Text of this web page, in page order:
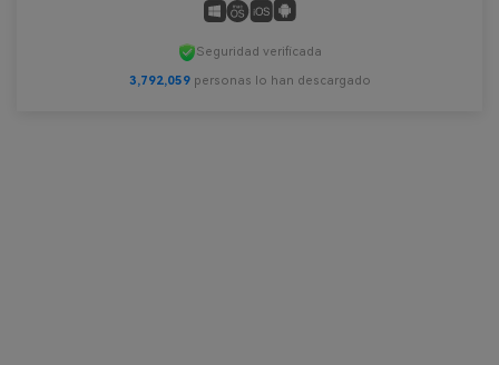
Seguridad verificada
3,792,061personas lo han descargado